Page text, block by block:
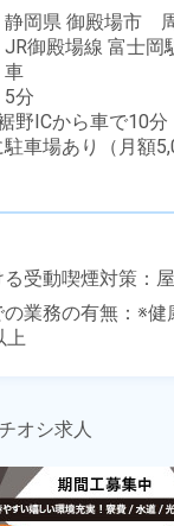
岡県 御殿場市　
御殿場線 富士岡
車
分
野ICから車で10分
車場あり（月額
受動喫煙対策：
業務の有無：※
上
オシ求人